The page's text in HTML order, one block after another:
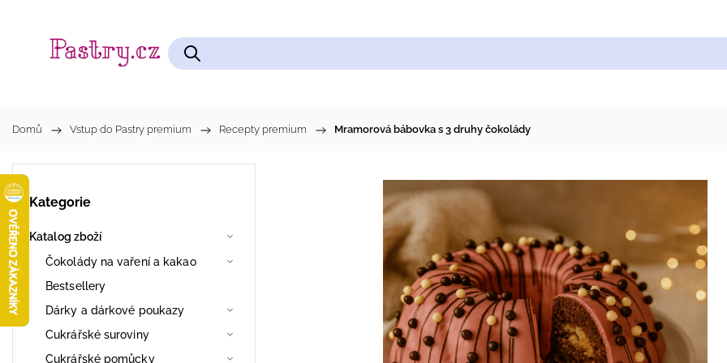
Domů / Vstup do Pastry premium / Recepty premium / Mramorová bábovka s 3 druhy čokolády
Kategorie
Katalog zboží
Čokolády na vaření a kakao
Bestsellery
Dárky a dárkové poukazy
Cukrářské suroviny
Cukrářské pomůcky